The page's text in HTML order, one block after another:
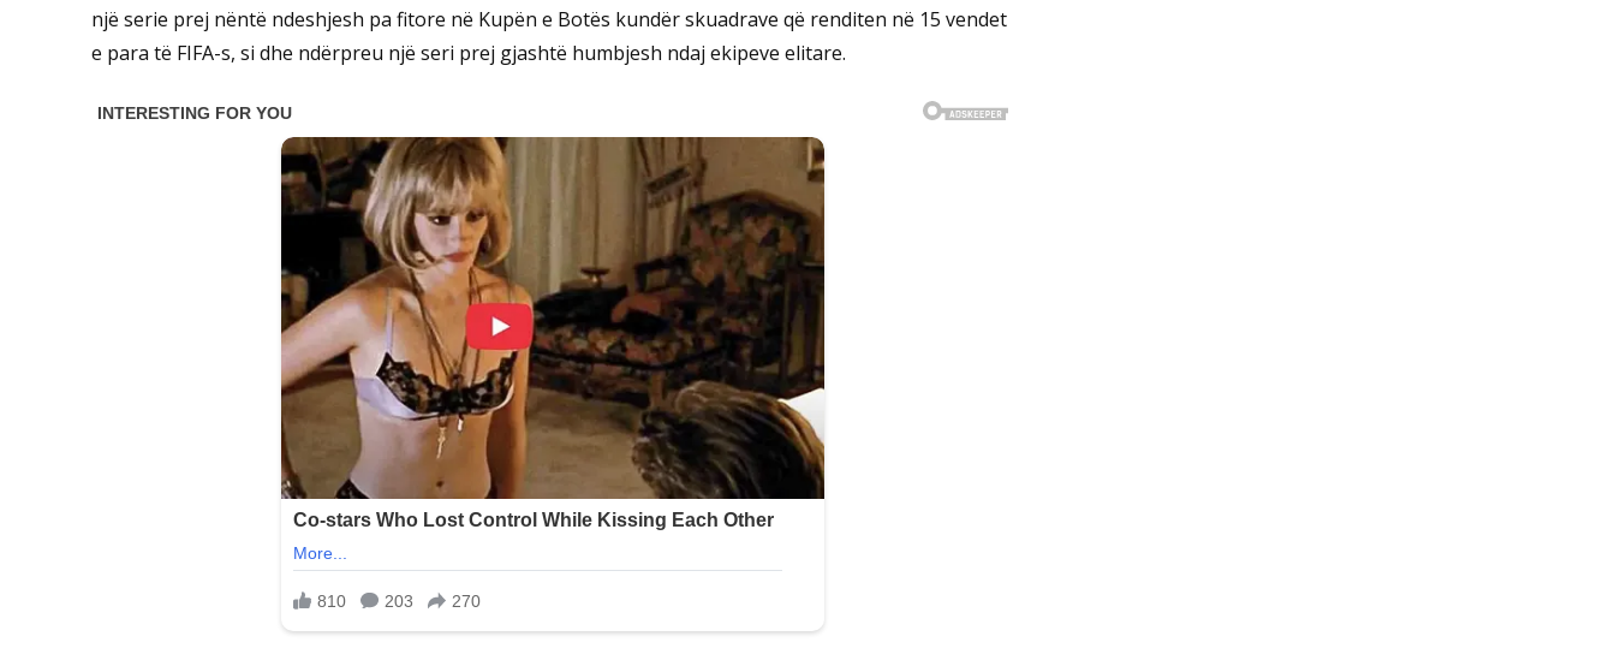
një serie prej nëntë ndeshjesh pa fitore në Kupën e Botës kundër skuadrave që renditen në 15 vendet
e para të FIFA-s, si dhe ndërpreu një seri prej gjashtë humbjesh ndaj ekipeve elitare.